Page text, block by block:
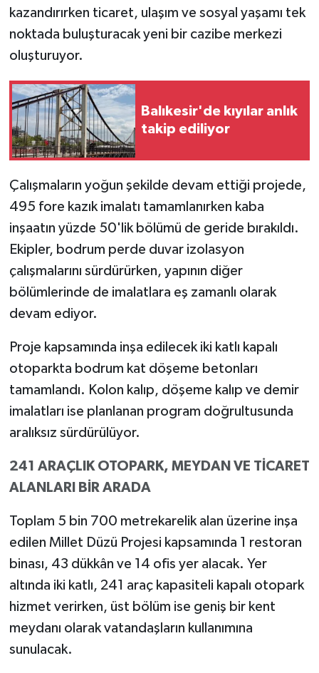
kazandırırken ticaret, ulaşım ve sosyal yaşamı tek
noktada buluşturacak yeni bir cazibe merkezi
oluşturuyor.
Balıkesir'de kıyılar anlık
takip ediliyor
Çalışmaların yoğun şekilde devam ettiği projede,
495 fore kazık imalatı tamamlanırken kaba
inşaatın yüzde 50'lik bölümü de geride bırakıldı.
Ekipler, bodrum perde duvar izolasyon
çalışmalarını sürdürürken, yapının diğer
bölümlerinde de imalatlara eş zamanlı olarak
devam ediyor.
Proje kapsamında inşa edilecek iki katlı kapalı
otoparkta bodrum kat döşeme betonları
tamamlandı. Kolon kalıp, döşeme kalıp ve demir
imalatları ise planlanan program doğrultusunda
aralıksız sürdürülüyor.
241 ARAÇLIK OTOPARK, MEYDAN VE TİCARET
ALANLARI BİR ARADA
Toplam 5 bin 700 metrekarelik alan üzerine inşa
edilen Millet Düzü Projesi kapsamında 1 restoran
binası, 43 dükkân ve 14 ofis yer alacak. Yer
altında iki katlı, 241 araç kapasiteli kapalı otopark
hizmet verirken, üst bölüm ise geniş bir kent
meydanı olarak vatandaşların kullanımına
sunulacak.